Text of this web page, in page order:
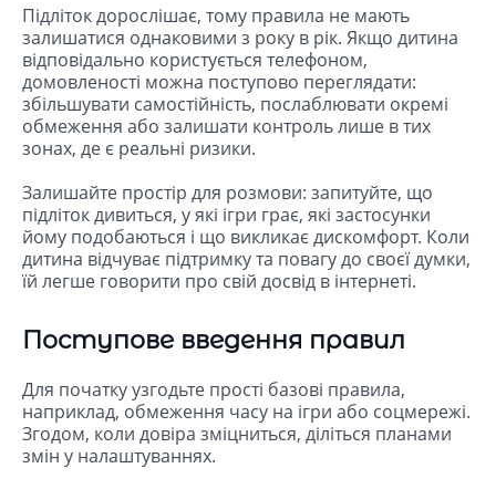
Підліток дорослішає, тому правила не мають
залишатися однаковими з року в рік. Якщо дитина
відповідально користується телефоном,
домовленості можна поступово переглядати:
збільшувати самостійність, послаблювати окремі
обмеження або залишати контроль лише в тих
зонах, де є реальні ризики.
Залишайте простір для розмови: запитуйте, що
підліток дивиться, у які ігри грає, які застосунки
йому подобаються і що викликає дискомфорт. Коли
дитина відчуває підтримку та повагу до своєї думки,
їй легше говорити про свій досвід в інтернеті.
Поступове введення правил
Для початку узгодьте прості базові правила,
наприклад, обмеження часу на ігри або соцмережі.
Згодом, коли довіра зміцниться, діліться планами
змін у налаштуваннях.